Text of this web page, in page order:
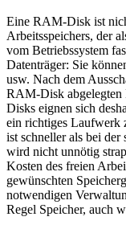
Eine RAM-Disk ist
Arbeitsspeichers, der
vom Betriebssystem
Datenträger: Sie
usw. Nach dem
RAM-Disk abgelegten
Disks eignen sich
ein richtiges Laufwerk
ist schneller als bei der
wird nicht unnötig
Kosten des freien
gewünschten
notwendigen
Regel Speicher, auch